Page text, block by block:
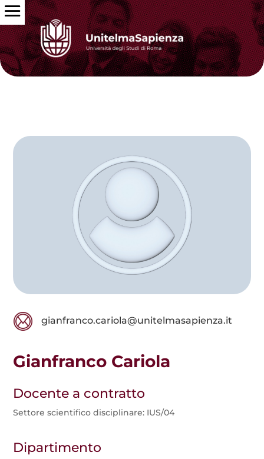
gianfranco.cariola@unitelmasapienza.it
Gianfranco Cariola
Docente a contratto
Settore scientifico disciplinare: IUS/04
Dipartimento